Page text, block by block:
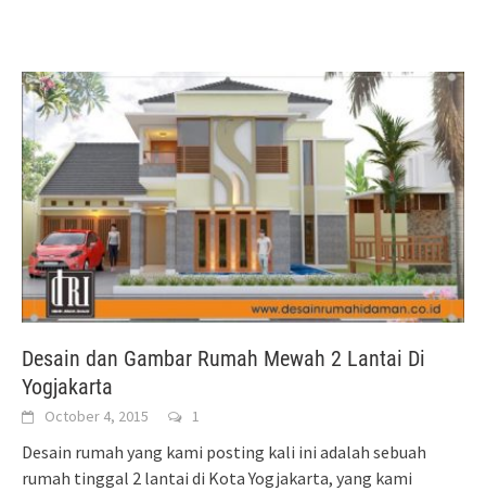
Desain dan Gambar Rumah Mewah 2 Lantai Di
Yogjakarta
October 4, 2015 1
Desain rumah yang kami posting kali ini adalah sebuah
rumah tinggal 2 lantai di Kota Yogjakarta, yang kami